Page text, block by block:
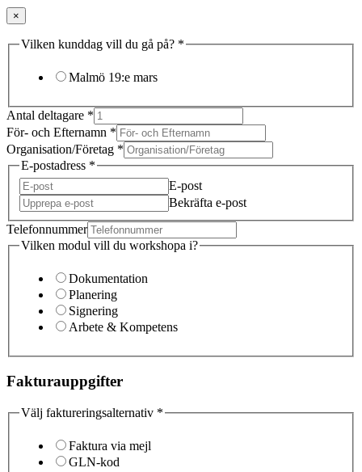
×
Vilken kunddag vill du gå på? *
Malmö 19:e mars
Antal deltagare *
För- och Efternamn *
Organisation/Företag *
E-postadress *
E-post
Bekräfta e-post
Telefonnummer
Vilken modul vill du workshopa i?
Dokumentation
Planering
Signering
Arbete & Kompetens
Fakturauppgifter
Välj faktureringsalternativ *
Faktura via mejl
GLN-kod